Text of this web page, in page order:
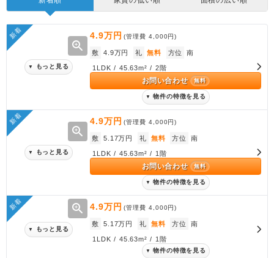
新着
zoom_in
▼ もっと見る
4.9万円 (管理費4,000円)
敷 4.9万円 礼 無料 方位 南
1LDK / 45.63m² / 2階
お問い合わせ 無料
▼ 物件の特徴を見る
新着
zoom_in
▼ もっと見る
4.9万円 (管理費4,000円)
敷 5.17万円 礼 無料 方位 南
1LDK / 45.63m² / 1階
お問い合わせ 無料
▼ 物件の特徴を見る
新着 zoom_in
▼ もっと見る
4.9万円 (管理費4,000円)
敷 5.17万円 礼 無料 方位 南
1LDK / 45.63m² / 1階
▼ 物件の特徴を見る